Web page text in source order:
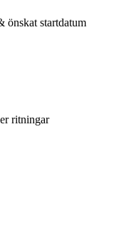
önskat startdatum
ritningar